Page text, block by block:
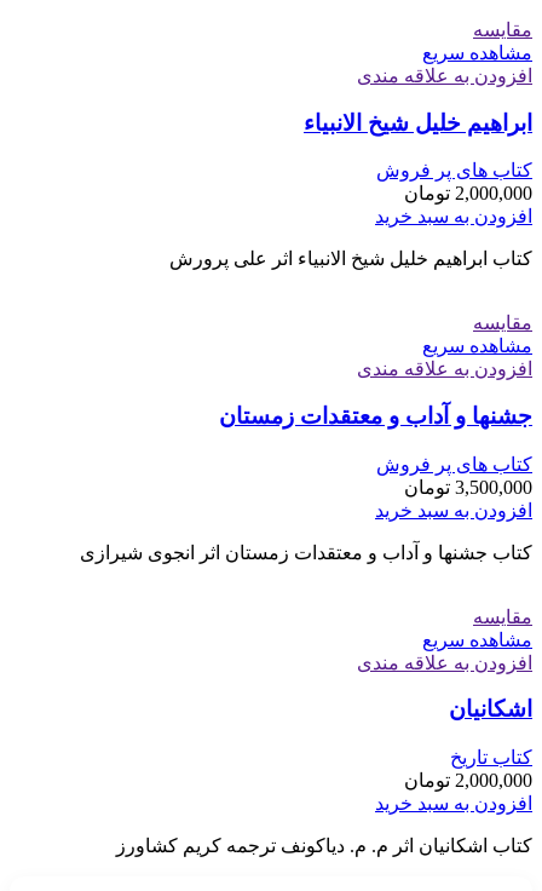
مقایسه
مشاهده سریع
افزودن به علاقه مندی
ابراهیم خلیل شیخ الانبیاء
کتاب های پر فروش
2,000,000 تومان
افزودن به سبد خرید
کتاب ابراهیم خلیل شیخ الانبیاء اثر علی پرورش
مقایسه
مشاهده سریع
افزودن به علاقه مندی
جشنها و آداب و معتقدات زمستان
کتاب های پر فروش
3,500,000 تومان
افزودن به سبد خرید
کتاب جشنها و آداب و معتقدات زمستان اثر انجوی شیرازی
مقایسه
مشاهده سریع
افزودن به علاقه مندی
اشکانیان
کتاب تاریخ
2,000,000 تومان
افزودن به سبد خرید
کتاب اشکانیان اثر م. م. دیاکونف ترجمه کریم کشاورز